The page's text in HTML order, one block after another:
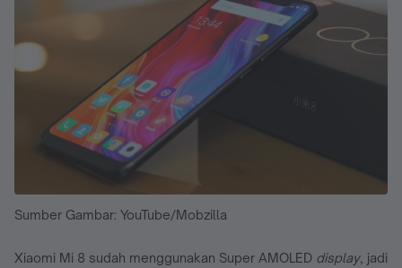
Sumber Gambar: YouTube/Mobzilla
Xiaomi Mi 8 sudah menggunakan Super AMOLED display, jadi